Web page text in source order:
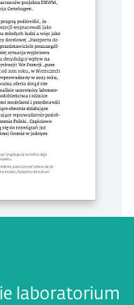
laboratorium